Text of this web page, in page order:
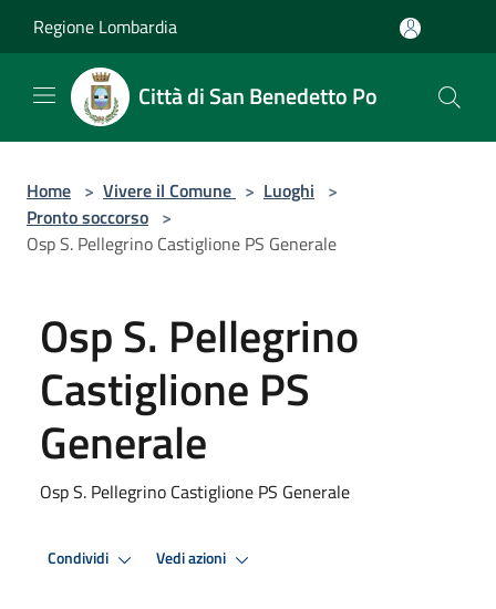
Regione Lombardia
Città di San Benedetto Po
Home > Vivere il Comune > Luoghi >
Pronto soccorso >
Osp S. Pellegrino Castiglione PS Generale
Osp S. Pellegrino
Castiglione PS
Generale
Osp S. Pellegrino Castiglione PS Generale
Condividi Vedi azioni